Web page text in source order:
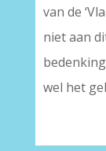
van de
niet aan
wel het